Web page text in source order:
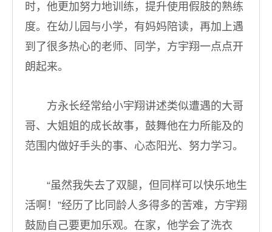
时，他更加努力地训练，提升使用假肢的熟练
度。在幼儿园与小学，有妈妈陪读，再加上遇
到了很多热心的老师、同学，方宇翔一点点开
朗起来。
方永长经常给小宇翔讲述类似遭遇的大哥
哥、大姐姐的成长故事，鼓舞他在力所能及的
范围内做好手头的事、心态阳光、努力学习。
“虽然我失去了双腿，但同样可以快乐地生
活啊！”经历了比同龄人多得多的苦难，方宇翔
鼓励自己要更加乐观。在家，他学会了洗衣